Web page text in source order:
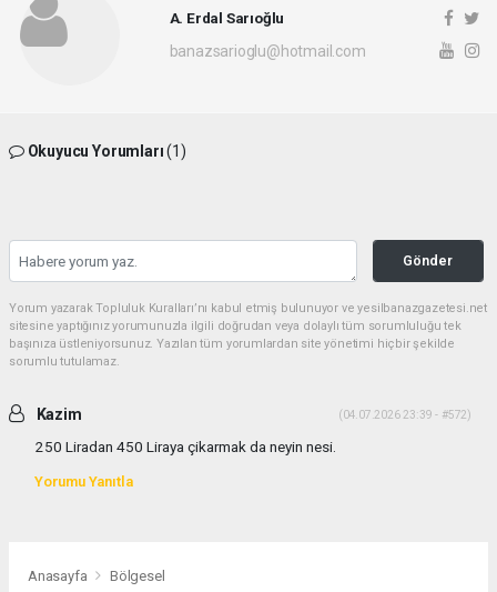
A. Erdal Sarıoğlu
banazsarioglu@hotmail.com
Okuyucu Yorumları(1)
Gönder
Yorum yazarak Topluluk Kuralları’nı kabul etmiş bulunuyor ve yesilbanazgazetesi.net
sitesine yaptığınız yorumunuzla ilgili doğrudan veya dolaylı tüm sorumluluğu tek
başınıza üstleniyorsunuz. Yazılan tüm yorumlardan site yönetimi hiçbir şekilde
sorumlu tutulamaz.
Kazim (04.07.2026 23:39 - #572)
250 Liradan 450 Liraya çikarmak da neyin nesi.
Yorumu Yanıtla
Anasayfa Bölgesel